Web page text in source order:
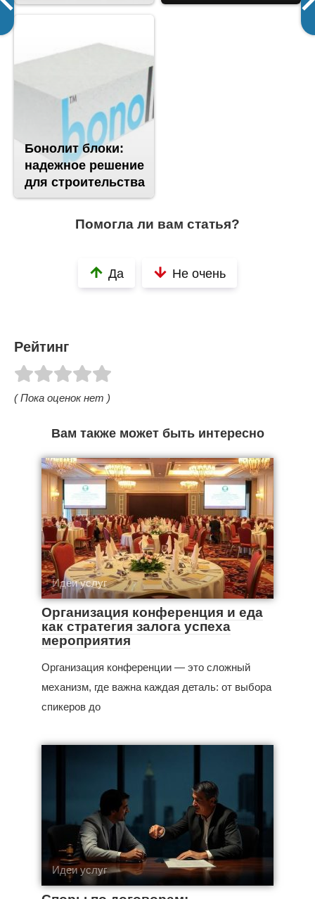
Бонолит блоки:
надежное решение
для строительства
Помогла ли вам статья?
Да Не очень
Рейтинг
( Пока оценок нет )
Вам также может быть интересно
Идеи услуг
Организация конференция и еда
как стратегия залога успеха
мероприятия
Организация конференции — это сложный
механизм, где важна каждая деталь: от выбора
спикеров до
Идеи услуг